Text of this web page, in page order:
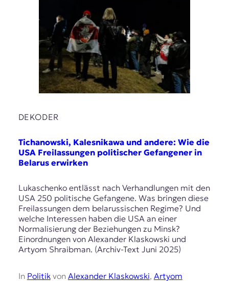
DEKODER
Tichanowski, Kalesnikawa und andere: Wie die
USA Freilassungen politischer Gefangener in
Belarus erwirken
Lukaschenko entlässt nach Verhandlungen mit den
USA 250 politische Gefangene. Was bringen diese
Freilassungen dem belarussischen Regime? Und
welche Interessen haben die USA an einer
Normalisierung der Beziehungen zu Minsk?
Einordnungen von Alexander Klaskowski und
Artyom Shraibman. (Archiv-Text Juni 2025)
In Politikvon Alexander Klaskowski, Artyom